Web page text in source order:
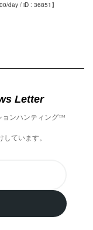
day / iD : 36851】
Letter
ョンハンティング™️
ています。